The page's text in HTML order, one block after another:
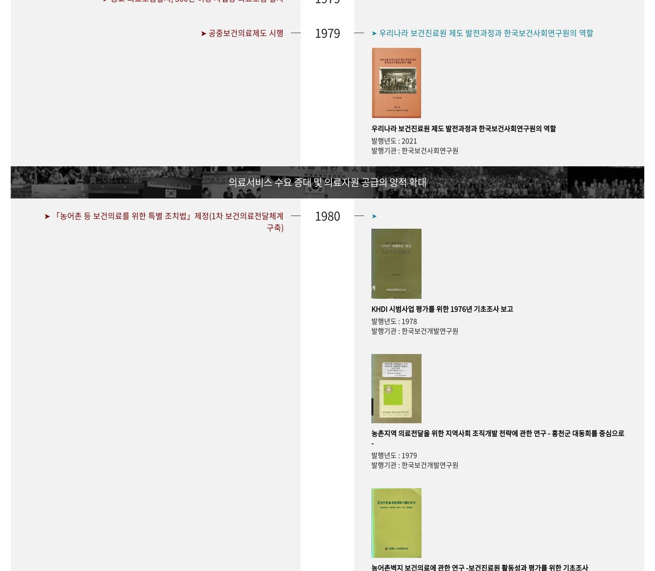
➤ 공중보건의료제도 시행 1979 ➤ 우리나라 보건진료원 제도 발전과정과 한국보건사회연구원의 역할
우리나라 보건진료원 제도 발전과정과 한국보건사회연구원의 역할
발행년도 : 2021
발행기관 : 한국보건사회연구원
의료서비스 수요 증대 및 의료자원 공급의 양적 확대
➤ 「농어촌 등 보건의료를 위한 특별 조치법」제정(1차 보건의료전달체계
구축)
1980 ➤
KHDI 시범사업 평가를 위한 1976년 기초조사 보고
발행년도 : 1978
발행기관 : 한국보건개발연구원
농촌지역 의료전달을 위한 지역사회 조직개발 전략에 관한 연구 - 홍천군 대동회를 중심으로
-
발행년도 : 1979
발행기관 : 한국보건개발연구원
농어촌벽지 보건의료에 관한 연구 -보건진료원 활동성과 평가를 위한 기초조사